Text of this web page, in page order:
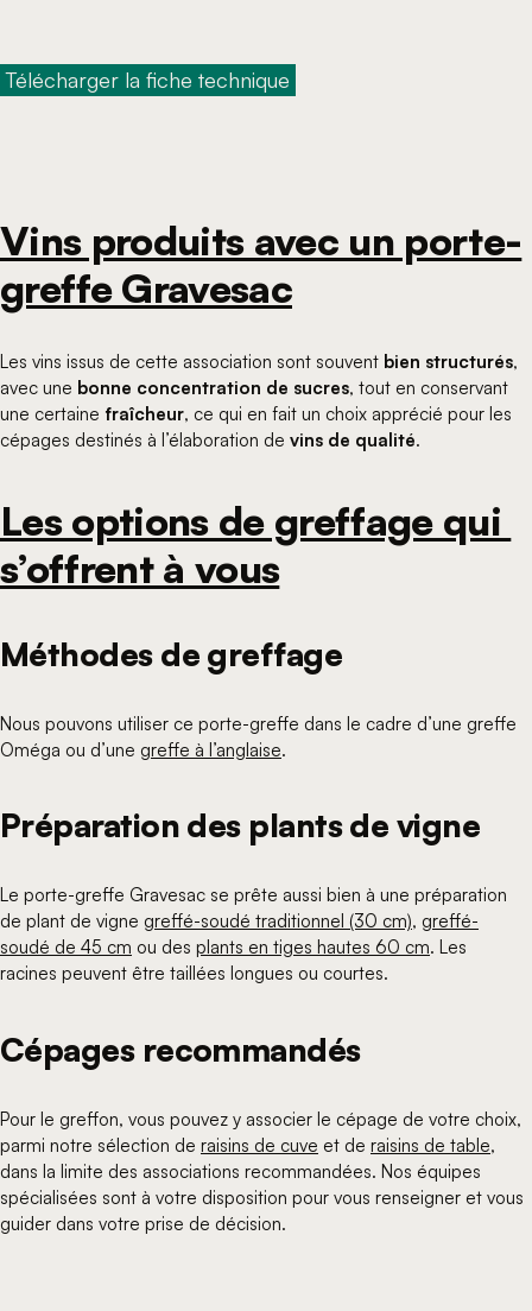
Télécharger la fiche technique
Vins produits avec un porte-
greffe Gravesac
Les vins issus de cette association sont souvent bien structurés,
avec une bonne concentration de sucres, tout en conservant
une certaine fraîcheur, ce qui en fait un choix apprécié pour les
cépages destinés à l’élaboration de vins de qualité.
Les options de greffage qui
s’offrent à vous
Méthodes de greffage
Nous pouvons utiliser ce porte-greffe dans le cadre d’une greffe
Oméga ou d’une greffe à l’anglaise.
Préparation des plants de vigne
Le porte-greffe Gravesac se prête aussi bien à une préparation
de plant de vigne greffé-soudé traditionnel (30 cm), greffé-
soudé de 45 cm ou des plants en tiges hautes 60 cm. Les
racines peuvent être taillées longues ou courtes.
Cépages recommandés
Pour le greffon, vous pouvez y associer le cépage de votre choix,
parmi notre sélection de raisins de cuve et de raisins de table,
dans la limite des associations recommandées. Nos équipes
spécialisées sont à votre disposition pour vous renseigner et vous
guider dans votre prise de décision.